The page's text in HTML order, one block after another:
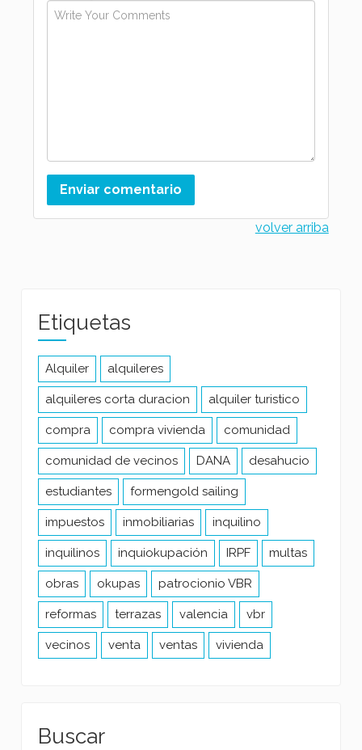
volver arriba
Etiquetas
Alquiler alquileres
alquileres corta duracion alquiler turistico
compra compra vivienda comunidad
comunidad de vecinos DANA desahucio
estudiantes formengold sailing
impuestos inmobiliarias inquilino
inquilinos inquiokupación IRPF multas
obras okupas patrocionio VBR
reformas terrazas valencia vbr
vecinos venta ventas vivienda
Buscar